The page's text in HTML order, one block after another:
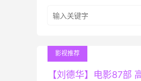
影视推荐
【刘德华】电影87部